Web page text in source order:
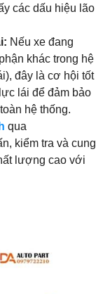
các dấu hiệu lão
Nếu xe đang
khác trong hệ
đây là cơ hội tốt
lái để đảm bảo
hệ thống.
qua
kiểm tra và cung
lượng cao với